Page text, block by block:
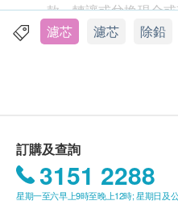
濾芯壽命屏幕顯示說明：
款、轉讓或兌換現金
何臨時更改的送貨地
界的一般地區。
送貨服務不適用於偏
愉景灣、流浮山、馬
濾芯 濾芯 除鉛
訂購及查詢
3151 2288
星期一至六早上9時至晚上12時; 星期日及